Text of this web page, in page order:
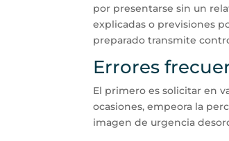
por presentarse sin un
explicadas o previsiones
preparado transmite
Errores
El primero es solicitar en
ocasiones, empeora la
imagen de urgencia